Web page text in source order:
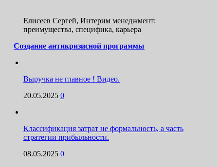
Елисеев Сергей, Интерим менеджмент:
преимущества, специфика, карьера
Создание антикризисной программы
Выручка не главное ! Видео.
20.05.2025 0
Классификация затрат не формальность, а часть
стратегии прибыльности.
08.05.2025 0